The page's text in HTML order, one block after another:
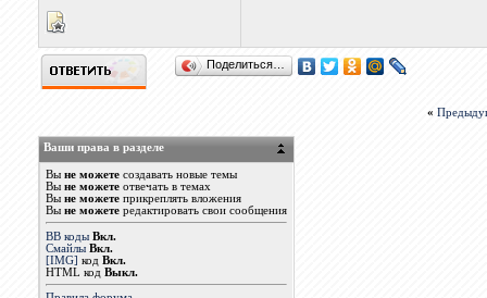
Поделиться…
«
Ваши права в разделе
Вы не можетесоздавать новые темы
Вы не можетеотвечать в темах
Вы не можетеприкреплять вложения
Вы не можетередактировать свои сообщения
BB коды Вкл.
Смайлы Вкл.
[IMG] код Вкл.
HTML код Выкл.